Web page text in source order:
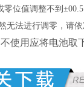
零位值调整不到
无法进行调零，请
使用应将电池取